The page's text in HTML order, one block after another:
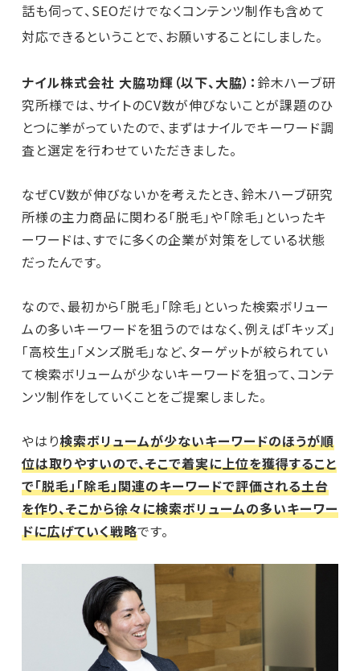
話も伺って、SEOだけでなくコンテンツ制作も含めて
対応できるということで、お願いすることにしました。
ナイル株式会社 大脇功輝（以下、大脇）： 鈴木ハーブ研
究所様では、サイトのCV数が伸びないことが課題のひ
とつに挙がっていたので、まずはナイルでキーワード調
査と選定を行わせていただきました。
なぜCV数が伸びないかを考えたとき、鈴木ハーブ研究
所様の主力商品に関わる「脱毛」や「除毛」といったキ
ーワードは、すでに多くの企業が対策をしている状態
だったんです。
なので、最初から「脱毛」「除毛」といった検索ボリュー
ムの多いキーワードを狙うのではなく、例えば「キッズ」
「高校生」「メンズ脱毛」など、ターゲットが絞られてい
て検索ボリュームが少ないキーワードを狙って、コンテ
ンツ制作をしていくことをご提案しました。
やはり検索ボリュームが少ないキーワードのほうが順
位は取りやすいので、そこで着実に上位を獲得すること
で「脱毛」「除毛」関連のキーワードで評価される土台
を作り、そこから徐々に検索ボリュームの多いキーワー
ドに広げていく戦略です。